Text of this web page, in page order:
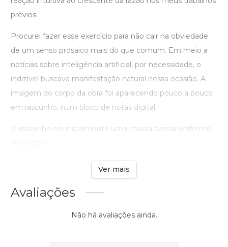
prévios.
Procurei fazer esse exercício para não cair na obviedade
de um senso prosaico mais do que comum. Em meio a
notícias sobre inteligência artificial, por necessidade, o
indizível buscava manifestação natural nessa ocasião. A
imagem do corpo da obra foi aparecendo pouco a pouco
em rascunho, num bloco de notas digital.
O rascunho era inicialmente uma massa parcial uniforme
Ver mais
Avaliações
Não há avaliações ainda.